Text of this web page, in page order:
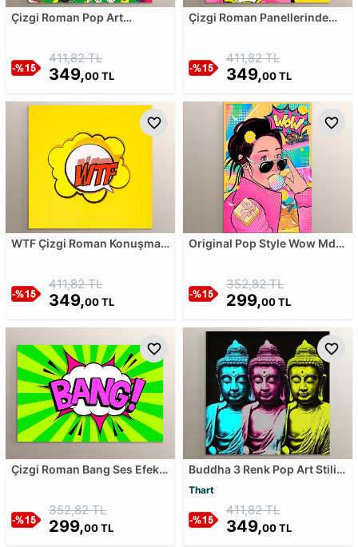
Çizgi Roman Pop Art
411,82 TL
349,00 TL
Çizgi Roman Panellerinde
411,82 TL
349,00 TL
WTF Çizgi Roman Konuşma
411,82 TL
349,00 TL
Original Pop Style Wow Mdf
352,82 TL
299,00 TL
Çizgi Roman Bang Ses Efekti
352,82 TL
299,00 TL
Buddha 3 Renk Pop Art Stili
Thart
411,82 TL
349,00 TL